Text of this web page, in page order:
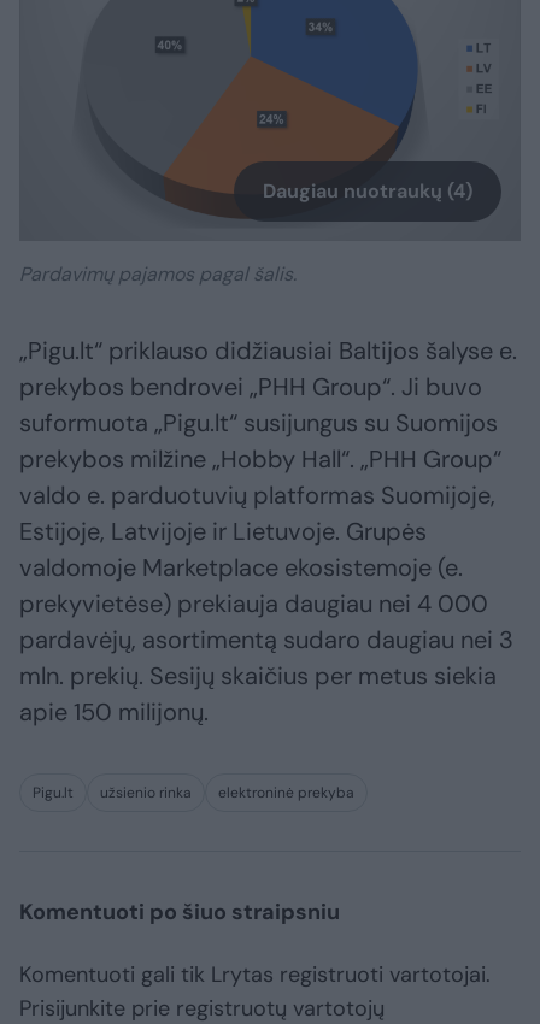
Daugiau nuotraukų (4)
Pardavimų pajamos pagal šalis.
„Pigu.lt“ priklauso didžiausiai Baltijos šalyse e.
prekybos bendrovei „PHH Group“. Ji buvo
suformuota „Pigu.lt“ susijungus su Suomijos
prekybos milžine „Hobby Hall“. „PHH Group“
valdo e. parduotuvių platformas Suomijoje,
Estijoje, Latvijoje ir Lietuvoje. Grupės
valdomoje Marketplace ekosistemoje (e.
prekyvietėse) prekiauja daugiau nei 4 000
pardavėjų, asortimentą sudaro daugiau nei 3
mln. prekių. Sesijų skaičius per metus siekia
apie 150 milijonų.
Pigu.lt užsienio rinka elektroninė prekyba
Komentuoti po šiuo straipsniu
Komentuoti gali tik Lrytas registruoti vartotojai.
Prisijunkite prie registruotų vartotojų